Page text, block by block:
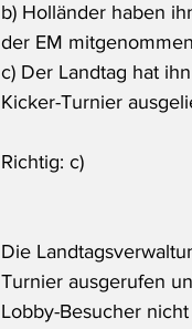
b) Holländer haben
der EM mitgenommen
c) Der Landtag hat
Kicker-Turnier
Richtig: c)
Die
Turnier ausgerufen
Lobby-Besucher